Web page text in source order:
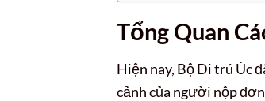
Tổng Quan
Hiện nay, Bộ Di trú Úc
cảnh của người nộp